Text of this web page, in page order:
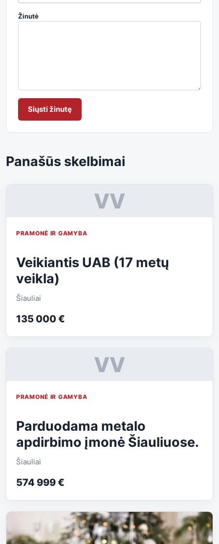
Žinutė
Siųsti žinutę
Panašūs skelbimai
VV
PRAMONĖ IR GAMYBA
Veikiantis UAB (17 metų
veikla)
Šiauliai
135 000 €
VV
PRAMONĖ IR GAMYBA
Parduodama metalo
apdirbimo įmonė Šiauliuose.
Šiauliai
574 999 €